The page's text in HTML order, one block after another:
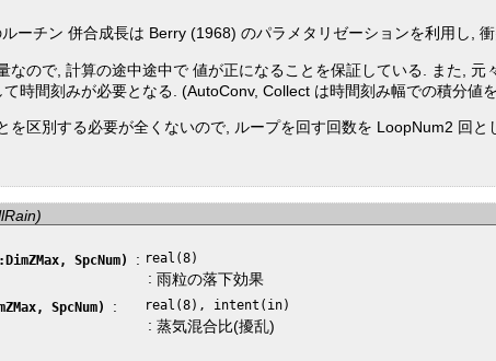
ーチン 併合成長は Berry (1968) のパラメタリゼーションを利用し,
なので, 計算の途中途中で 値が正になることを保証している. また,
時間刻みが必要となる. (AutoConv, Collect は時間刻み幅での積分値
を区別する必要が全くないので, ループを回す回数を LoopNum2 回と
SpcNum) : real(8)
: 雨粒の落下効果
SpcNum) : real(8), intent(in)
: 蒸気混合比(擾乱)